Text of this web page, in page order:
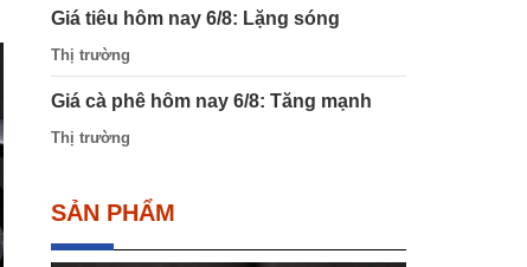
Giá tiêu hôm nay 6/8: Lặng sóng
Thị trường
Giá cà phê hôm nay 6/8: Tăng mạnh
Thị trường
SẢN PHẨM